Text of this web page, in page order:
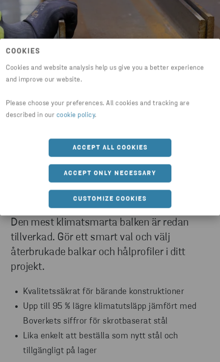
COOKIES
Cookies and website analysis help us give you a better experience
and improve our website.
Please choose your preferences. All cookies and tracking are
described in our cookie policy.
ACCEPT ALL COOKIES
ACCEPT ONLY NECESSARY
CUSTOMIZE COOKIES
Återbruk för bärande
konstruktioner
Den mest klimatsmarta balken är redan
tillverkad. Gör ett smart val och välj
återbrukade balkar och hålprofiler i ditt
projekt.
Kvalitetssäkrat för bärande konstruktioner
Upp till 95 % lägre klimatutsläpp jämfört med
Boverkets siffror för skrotbaserat stål
Lika enkelt att beställa som nytt stål och
tillgängligt på lager